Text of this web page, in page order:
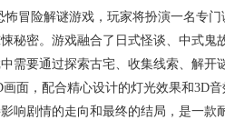
怖冒险解谜游戏，玩家将扮演一名专
秘密。游戏融合了日式怪谈、中式鬼
需要通过探索古宅、收集线索、解开
面，配合精心设计的灯光效果和3D
响剧情的走向和最终的结局，是一款